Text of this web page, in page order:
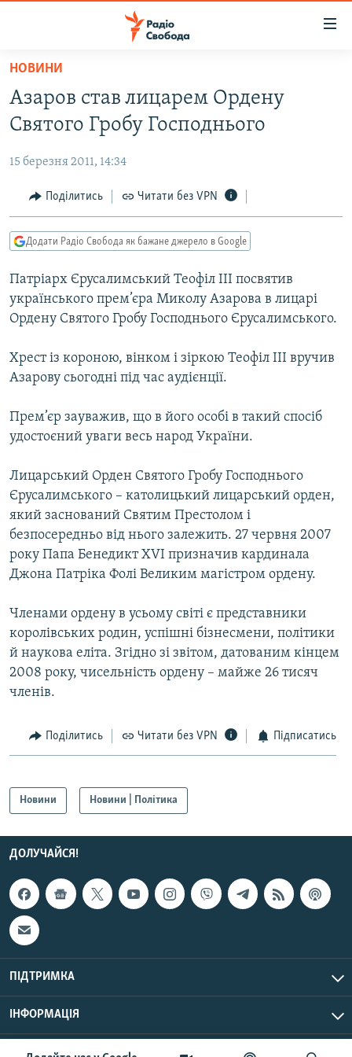
Перейти
основного
матеріалу
до
навігації
Перейти
до
ВСЕ ЗА ДОБУ
ПОЛІТИКА
ЕКОНОМІКА
КУЛЬТУРА
СПОРТ
УКРАЇНА
ВІЙНА
РОСІЙСЬКА «ФІЛЬТРАЦІЯ»
КРИМ.РЕАЛІЇ
ТИ ЯК?
СХЕМИ
МУЛЬТИМЕДІА
СПЕЦПРОЄКТИ
КРИМ РЕАЛІЇ
РУС
УКР
КТАТ
ДОЛУЧАЙСЯ!
НОВИНИ
Азаров став лицарем Ордену
Святого Гробу Господнього
15 березня 2011, 14:34
Поділитись Читати без VPN
Додати Радіо Свобода як бажане джерело в Google
Патріарх Єрусалимський Теофіл III посвятив
українського прем’єра Миколу Азарова в лицарі
Ордену Святого Гробу Господнього Єрусалимського.
Хрест із короною, вінком і зіркою Теофіл III вручив
Азарову сьогодні під час аудієнції.
Прем’єр зауважив, що в його особі в такий спосіб
удостоєний уваги весь народ України.
Лицарський Орден Святого Гробу Господнього
Єрусалимського – католицький лицарський орден,
який заснований Святим Престолом і
безпосередньо від нього залежить. 27 червня 2007
року Папа Бенедикт XVI призначив кардинала
Джона Патріка Фолі Великим магістром ордену.
Членами ордену в усьому світі є представники
королівських родин, успішні бізнесмени, політики
й наукова еліта. Згідно зі звітом, датованим кінцем
2008 року, чисельність ордену – майже 26 тисяч
членів.
Поділитись Читати без VPN Підписатись
Новини Новини | Політика
ДОЛУЧАЙСЯ!
ПІДТРИМКА
ІНФОРМАЦІЯ